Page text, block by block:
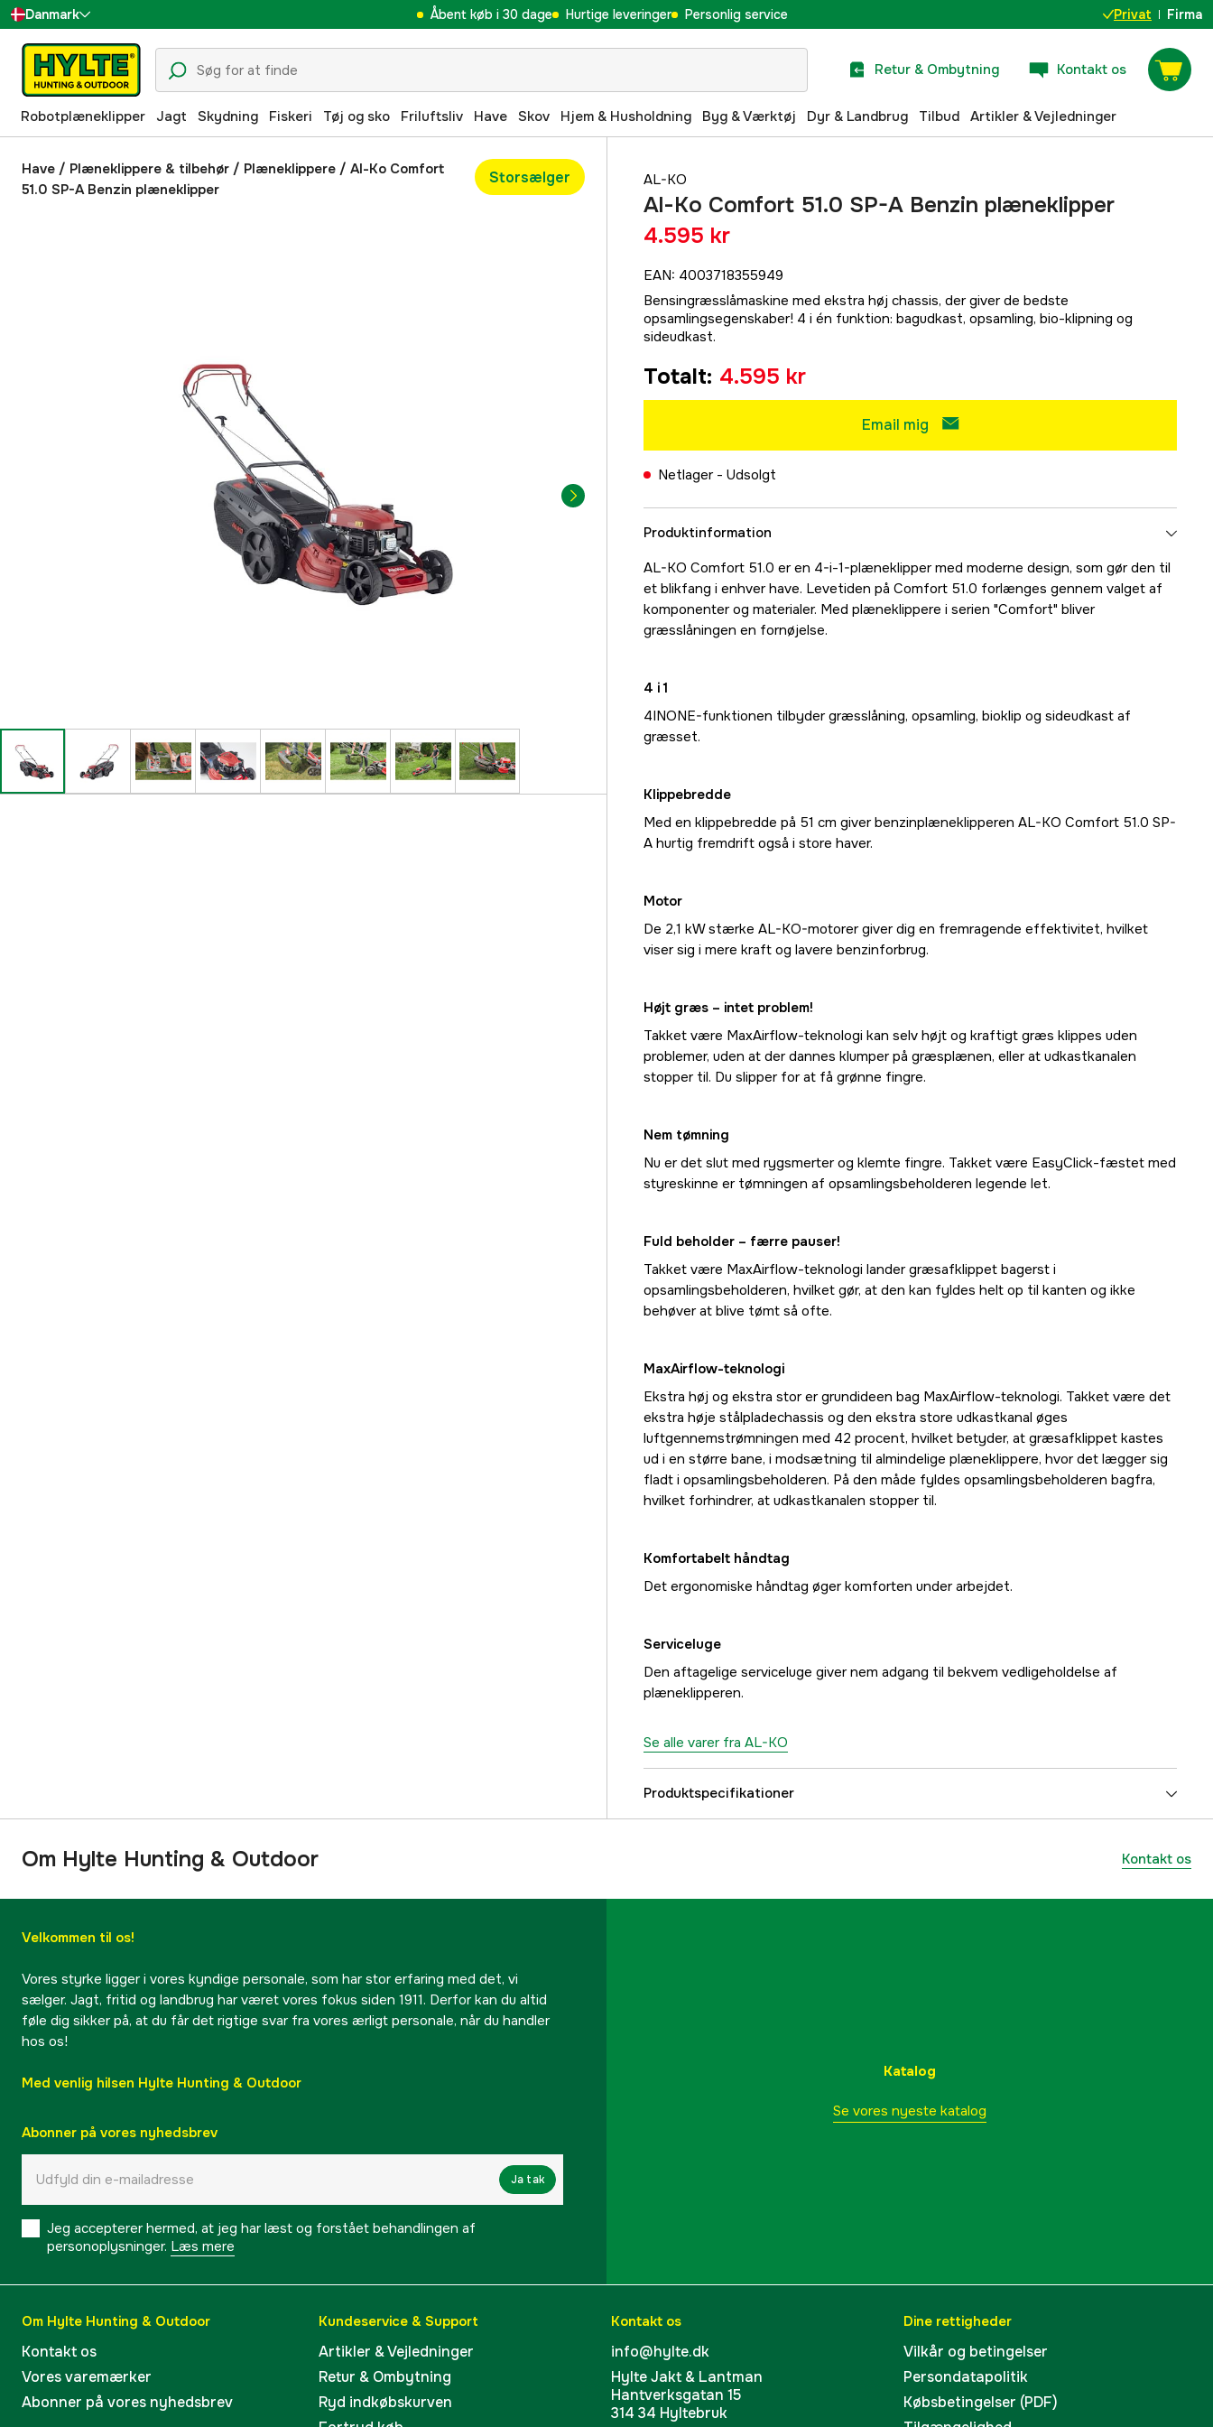
Danmark
Sverige
Suomi
Norge
Deutschland
Åbent køb i 30 dage Hurtige leveringer Personlig service Privat Firma
Retur & Ombytning Kontakt os
Robotplæneklipper Jagt Skydning Fiskeri Tøj og sko Friluftsliv Have Skov Hjem & Husholdning Byg & Værktøj Dyr & Landbrug Tilbud Artikler & Vejledninger
Have / Plæneklippere & tilbehør / Plæneklippere / Al-Ko Comfort
51.0 SP-A Benzin plæneklipper
Storsælger AL-KO
Al-Ko Comfort 51.0 SP-A Benzin plæneklipper
4.595 kr
EAN: 4003718355949
Bensingræsslåmaskine med ekstra høj chassis, der giver de bedste
opsamlingsegenskaber! 4 i én funktion: bagudkast, opsamling, bio-klipning og
sideudkast.
Totalt: 4.595 kr
Email mig
Netlager - Udsolgt
Produktinformation
AL-KO Comfort 51.0 er en 4-i-1-plæneklipper med moderne design, som gør den til
et blikfang i enhver have. Levetiden på Comfort 51.0 forlænges gennem valget af
komponenter og materialer. Med plæneklippere i serien "Comfort" bliver
græsslåningen en fornøjelse.
4 i 1
4INONE-funktionen tilbyder græsslåning, opsamling, bioklip og sideudkast af
græsset.
Klippebredde
Med en klippebredde på 51 cm giver benzinplæneklipperen AL-KO Comfort 51.0 SP-
A hurtig fremdrift også i store haver.
Motor
De 2,1 kW stærke AL-KO-motorer giver dig en fremragende effektivitet, hvilket
viser sig i mere kraft og lavere benzinforbrug.
Højt græs – intet problem!
Takket være MaxAirflow-teknologi kan selv højt og kraftigt græs klippes uden
problemer, uden at der dannes klumper på græsplænen, eller at udkastkanalen
stopper til. Du slipper for at få grønne fingre.
Nem tømning
Nu er det slut med rygsmerter og klemte fingre. Takket være EasyClick-fæstet med
styreskinne er tømningen af opsamlingsbeholderen legende let.
Fuld beholder – færre pauser!
Takket være MaxAirflow-teknologi lander græsafklippet bagerst i
opsamlingsbeholderen, hvilket gør, at den kan fyldes helt op til kanten og ikke
behøver at blive tømt så ofte.
MaxAirflow-teknologi
Ekstra høj og ekstra stor er grundideen bag MaxAirflow-teknologi. Takket være det
ekstra høje stålpladechassis og den ekstra store udkastkanal øges
luftgennemstrømningen med 42 procent, hvilket betyder, at græsafklippet kastes
ud i en større bane, i modsætning til almindelige plæneklippere, hvor det lægger sig
fladt i opsamlingsbeholderen. På den måde fyldes opsamlingsbeholderen bagfra,
hvilket forhindrer, at udkastkanalen stopper til.
Komfortabelt håndtag
Det ergonomiske håndtag øger komforten under arbejdet.
Serviceluge
Den aftagelige serviceluge giver nem adgang til bekvem vedligeholdelse af
plæneklipperen.
Se alle varer fra AL-KO
Produktspecifikationer
Samlervolumen
Om Hylte Hunting & Outdoor Kontakt os
Velkommen til os!
Vores styrke ligger i vores kyndige personale, som har stor erfaring med det, vi
sælger. Jagt, fritid og landbrug har været vores fokus siden 1911. Derfor kan du altid
føle dig sikker på, at du får det rigtige svar fra vores ærligt personale, når du handler
hos os!
Med venlig hilsen Hylte Hunting & Outdoor
Abonner på vores nyhedsbrev
Ja tak
Jeg accepterer hermed, at jeg har læst og forstået behandlingen af ​​
personoplysninger. Læs mere
Katalog
Se vores nyeste katalog
Om Hylte Hunting & Outdoor
Kontakt os
Vores varemærker
Abonner på vores nyhedsbrev
Kundeservice & Support
Artikler & Vejledninger
Retur & Ombytning
Ryd indkøbskurven
Kontakt os
info@hylte.dk
Hylte Jakt & Lantman
Hantverksgatan 15
314 34 Hyltebruk
Dine rettigheder
Vilkår og betingelser
Persondatapolitik
Købsbetingelser (PDF)